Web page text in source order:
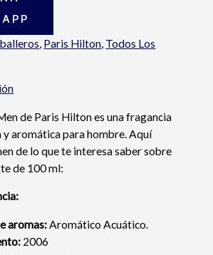
, Paris Hilton, Todos Los
de Paris Hilton es una fragancia
y aromática para hombre.Aquí
de lo que te interesa saber sobre
de 100 ml:
aromas:Aromático Acuático.
2006